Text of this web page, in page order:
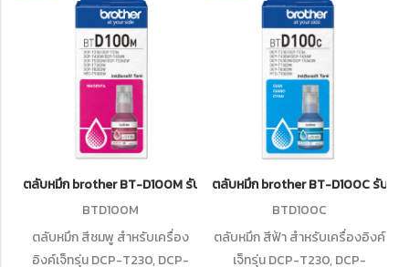
ตลับหมึก brother BT-D100M รับประกันศูนย์ของแท้แน่นอน
BTD100M
ตลับหมึก สีชมพู สำหรับเครื่อง
อิงค์เจ็ทรุ่น DCP-T230, DCP-
ตลับหมึก brother BT-D100C รับปร
BTD100C
ตลับหมึก สีฟ้า สำหรับเครื่องอิงค์
เจ็ทรุ่น DCP-T230, DCP-